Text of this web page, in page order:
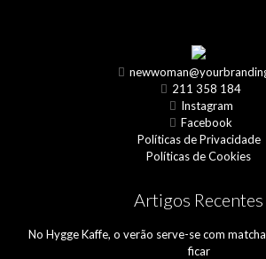
211 358 184
Instagram
Facebook
Políticas de Privacidade
Políticas de Cookies
Artigos Recentes
No Hygge Kaffe, o verão serve-se com
ficar